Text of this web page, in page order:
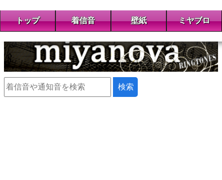
トップ 着信音 壁紙 ミヤブロ